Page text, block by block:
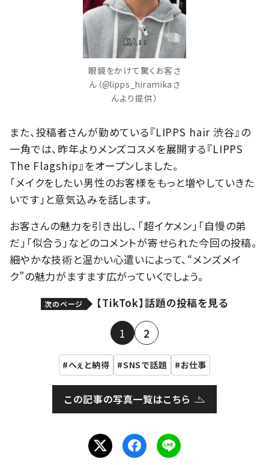
眼鏡をかけて驚くお客さ
ん（@lipps_hiramikaさ
んより提供）
また、投稿者さんが勤めている『LIPPS hair 渋谷』の
一角では、昨年よりメンズコスメを展開する『LIPPS
The Flagship』をオープンしました。
「メイクをしたい男性のお客様をもっと増やしていきた
いです」と意気込みを話します。
お客さんの魅力を引き出し、「超イケメン」「自慢の弟
だ」「似合う」などのコメントが寄せられた今回の投稿。
細やかな技術と温かい心遣いによって、“メンズメイ
ク”の魅力がますます広がっていくでしょう。
次のページ 【TikTok】話題の投稿を見る
1 2
へぇと納得 SNSで話題 お仕事
この記事の写真一覧はこちら